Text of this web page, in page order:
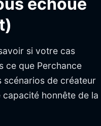
si votre cas
ce que Perchance
scénarios de créateur
honnête de la